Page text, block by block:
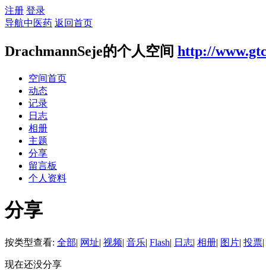
注册 登录
导航中医药 返回首页
DrachmannSeje的个人空间 http://
空间首页
动态
记录
日志
相册
主题
分享
留言板
个人资料
分享
按类型查看: 全部| 网址| 视频| 音乐| Flash| 日志| 相册| 图片| 投票|
现在还没分享